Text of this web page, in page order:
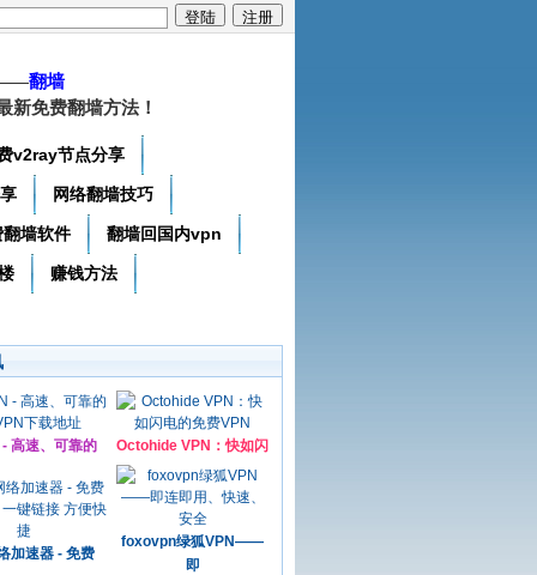
翻墙
新免费翻墙方法！
v2ray节点分享
网络翻墙技巧
翻墙软件 翻墙回国内vpn
赚钱方法
高速、可靠的 Octohide VPN：快如闪
加速器 - 免费
foxovpn绿狐VPN——
即